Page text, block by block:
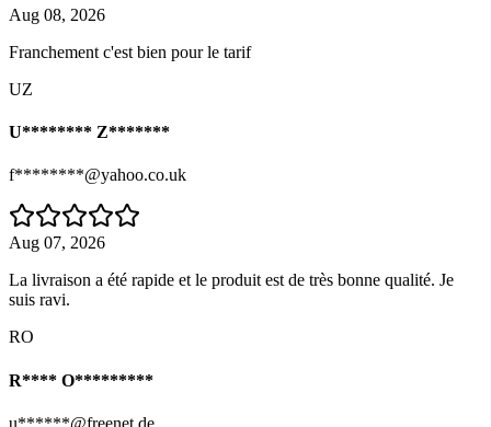
Aug 08, 2026
Franchement c'est bien pour le tarif
UZ
U******** Z*******
f********@yahoo.co.uk
Aug 07, 2026
La livraison a été rapide et le produit est de très bonne qualité. Je
suis ravi.
RO
R**** O*********
u******@freenet.de